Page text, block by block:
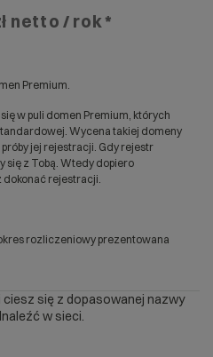
netto / rok *
Premium.
w puli domen Premium, których
Wycena takiej domeny
jej rejestracji. Gdy rejestr
się z Tobą. Wtedy dopiero
rejestracji.
rozliczeniowy prezentowana
ciesz się z dopasowanej nazwy
w sieci.